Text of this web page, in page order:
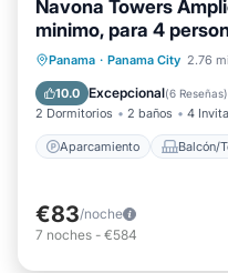
Navona Towers
minimo, para 4
Panama · Panama City 2.76
10.0 Excepcional(6 Reseñas)
2 Dormitorios 2 baños 4
Aparcamiento Balcón/
Aparcamiento
Aire acondicionado
€83/noche
7 noches - €584